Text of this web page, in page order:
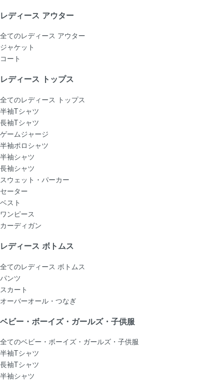
レディース アウター
全てのレディース アウター
ジャケット
コート
レディース トップス
全てのレディース トップス
半袖Tシャツ
長袖Tシャツ
ゲームジャージ
半袖ポロシャツ
半袖シャツ
長袖シャツ
スウェット・パーカー
セーター
ベスト
ワンピース
カーディガン
レディース ボトムス
全てのレディース ボトムス
パンツ
スカート
オーバーオール・つなぎ
ベビー・ボーイズ・ガールズ・子供服
全てのベビー・ボーイズ・ガールズ・子供服
半袖Tシャツ
長袖Tシャツ
半袖シャツ